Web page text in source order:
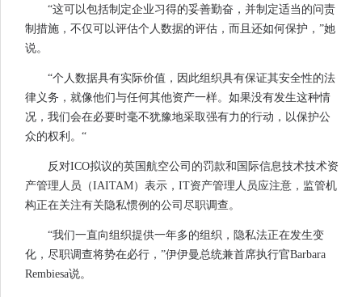
“这可以包括制定企业习得的妥善勤奋，并制定适当的问责
制措施，不仅可以评估个人数据的评估，而且还如何保护，”她
说。
“个人数据具有实际价值，因此组织具有保证其安全性的法
律义务，就像他们与任何其他资产一样。如果没有发生这种情
况，我们会在必要时毫不犹豫地采取强有力的行动，以保护公
众的权利。“
反对ICO拟议的英国航空公司的罚款和国际信息技术技术资
产管理人员（IAITAM）表示，IT资产管理人员应注意，监管机
构正在关注有关隐私惯例的公司尽职调查。
“我们一直向组织提供一年多的组织，隐私法正在发生变
化，尽职调查将势在必行，”伊伊曼总统兼首席执行官Barbara
Rembiesa说。